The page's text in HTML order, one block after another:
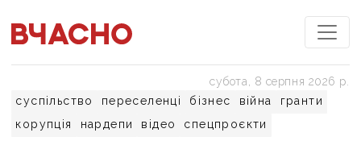
суспільство переселенці бізнес війна
гранти
корупція
нардепи відео спецпроєкти
субота, 8 серпня 2026 р.